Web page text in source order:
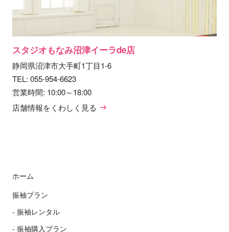
スタジオもなみ沼津イーラde店
静岡県沼津市大手町1丁目1-6
TEL: 055-954-6623
営業時間: 10:00～18:00
店舗情報をくわしく見る
ホーム
振袖プラン
振袖レンタル
振袖購入プラン